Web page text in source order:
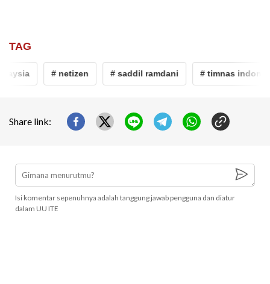
TAG
# netizen # saddil ramdani # timnas indonesia
Share link:
Isi komentar sepenuhnya adalah tanggung jawab pengguna dan diatur
dalam UU ITE